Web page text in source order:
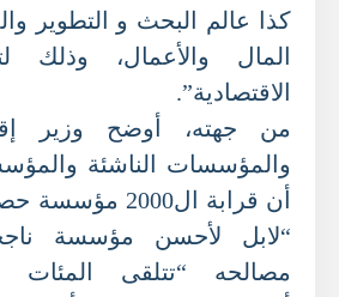
كذا عالم البحث و التطوير
المال والأعمال، وذلك
الاقتصادية”.
من جهته، أوضح وزير
والمؤسسات الناشئة
أن قرابة ال2000
“لابل لأحسن مؤسسة
مصالحه “تتلقى المئات